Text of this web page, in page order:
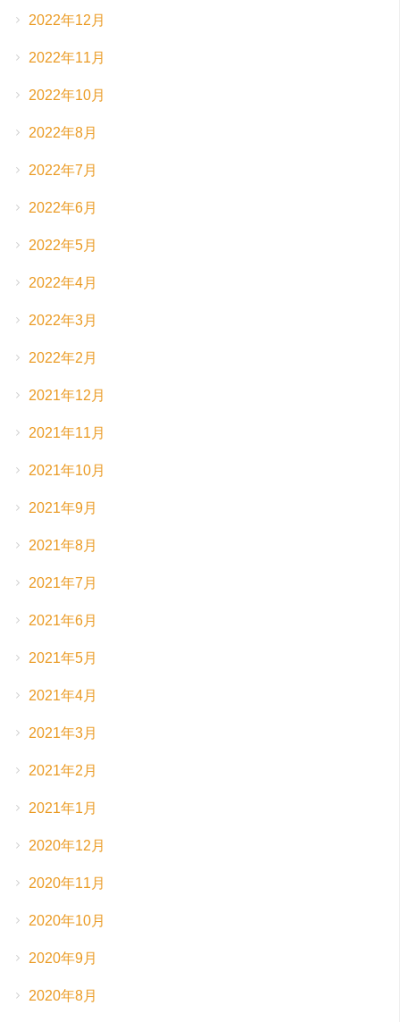
2022年12月
2022年11月
2022年10月
2022年8月
2022年7月
2022年6月
2022年5月
2022年4月
2022年3月
2022年2月
2021年12月
2021年11月
2021年10月
2021年9月
2021年8月
2021年7月
2021年6月
2021年5月
2021年4月
2021年3月
2021年2月
2021年1月
2020年12月
2020年11月
2020年10月
2020年9月
2020年8月